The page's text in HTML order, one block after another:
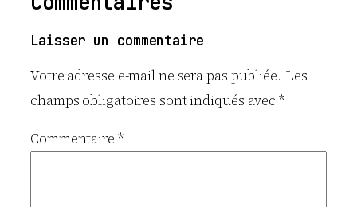
Laisser un commentaire
Votre adresse e-mail ne sera pas publiée. Les
champs obligatoires sont indiqués avec*
Commentaire *